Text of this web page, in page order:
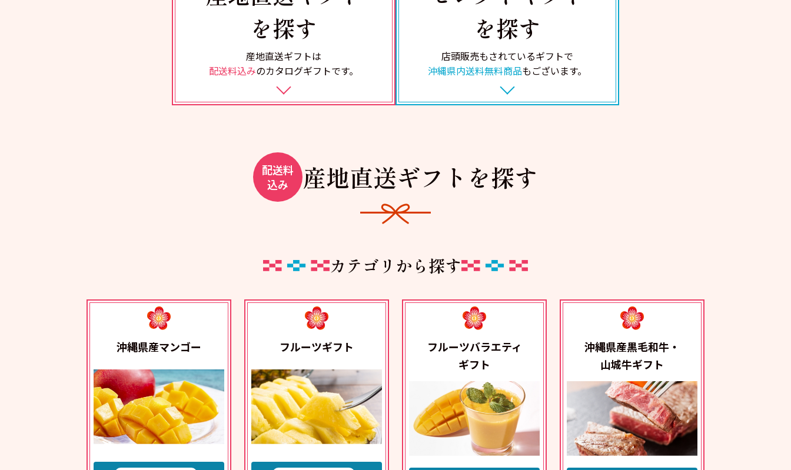
を探す
産地直送ギフトは
配送料込みのカタログギフトです。
を探す
店頭販売もされているギフトで
沖縄県内送料無料商品もございます。
配送料
込み
産地直送ギフトを探す
カテゴリから探す
沖縄県産マンゴー フルーツギフト
フルーツバラエティ
ギフト
沖縄県産黒毛和牛・
山城牛ギフト